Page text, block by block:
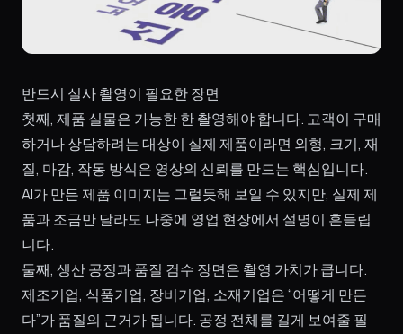
반드시 실사 촬영이 필요한 장면
첫째, 제품 실물은 가능한 한 촬영해야 합니다. 고객이 구매
하거나 상담하려는 대상이 실제 제품이라면 외형, 크기, 재
질, 마감, 작동 방식은 영상의 신뢰를 만드는 핵심입니다.
AI가 만든 제품 이미지는 그럴듯해 보일 수 있지만, 실제 제
품과 조금만 달라도 나중에 영업 현장에서 설명이 흔들립
니다.
둘째, 생산 공정과 품질 검수 장면은 촬영 가치가 큽니다.
제조기업, 식품기업, 장비기업, 소재기업은 “어떻게 만든
다”가 품질의 근거가 됩니다. 공정 전체를 길게 보여줄 필